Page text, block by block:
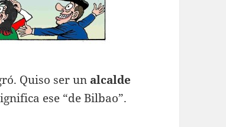
Quiso ser un alcalde
ese “de Bilbao”.